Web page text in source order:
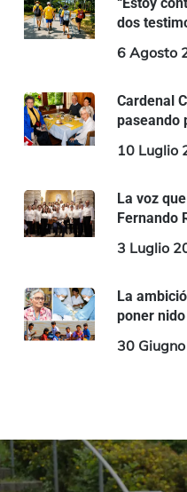
dos
6 Agosto
Cardenal
paseando
10 Luglio
La voz
Fernando
3 Luglio
La
poner
30